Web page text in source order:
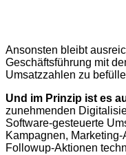
Ansonsten bleibt
Geschäftsführung mit
Umsatzzahlen zu
Und im Prinzip ist es
zunehmenden
Software-gesteuerte
Kampagnen,
Followup-Aktionen